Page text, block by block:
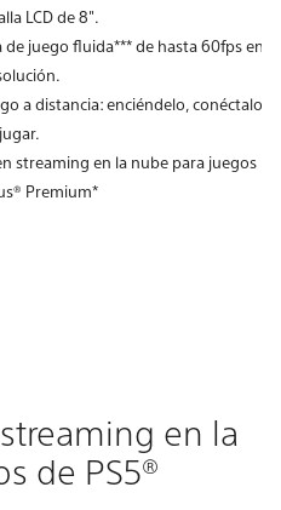
LCD de 8".
juego fluida*** de hasta 60fps en
a distancia: enciéndelo, conéctalo
streaming en la nube para juegos
Premium*
en la
de PS5®